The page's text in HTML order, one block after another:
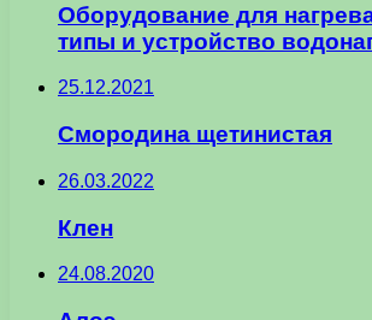
Оборудование для
типы и устройство
25.12.2021
Смородина щетинистая
26.03.2022
Клен
24.08.2020